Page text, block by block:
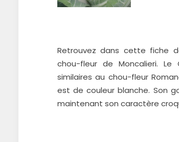
Retrouvez dans cette fiche
chou-fleur de Moncalieri. Le
similaires au chou-fleur
est decouleur blanche. Son
maintenant son caractère